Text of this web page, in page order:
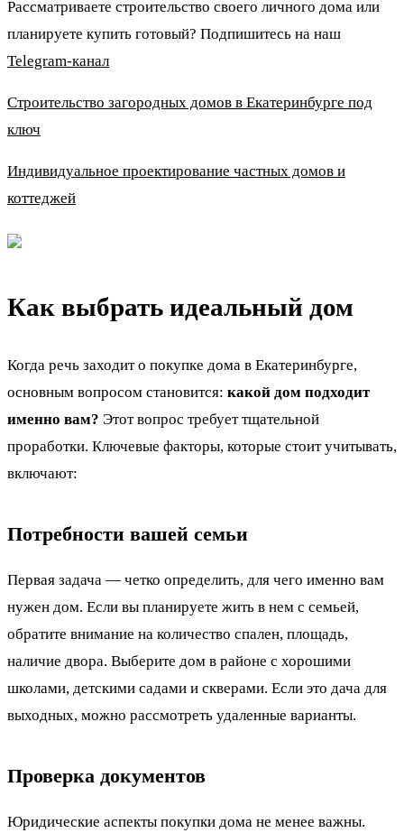
Рассматриваете строительство своего личного дома или
планируете купить готовый? Подпишитесь на наш
Telegram-канал
Строительство загородных домов в Екатеринбурге под
ключ
Индивидуальное проектирование частных домов и
коттеджей
Как выбрать идеальный дом
Когда речь заходит о покупке дома в Екатеринбурге,
основным вопросом становится: какой дом подходит
именно вам? Этот вопрос требует тщательной
проработки. Ключевые факторы, которые стоит учитывать,
включают:
Потребности вашей семьи
Первая задача — четко определить, для чего именно вам
нужен дом. Если вы планируете жить в нем с семьей,
обратите внимание на количество спален, площадь,
наличие двора. Выберите дом в районе с хорошими
школами, детскими садами и скверами. Если это дача для
выходных, можно рассмотреть удаленные варианты.
Проверка документов
Юридические аспекты покупки дома не менее важны.